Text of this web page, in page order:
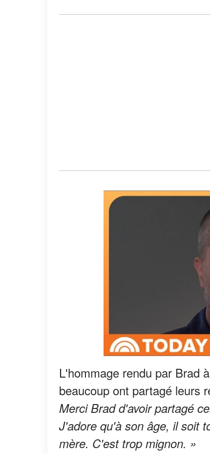
L'hommage rendu par Brad
beaucoup ont partagé leurs
Merci Brad d'avoir partagé
J'adore qu'à son âge, il soit
mère. C'est trop mignon. »